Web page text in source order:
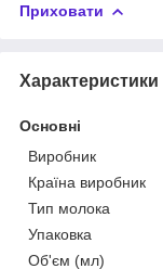
Приховати
Характеристики
Основні
Виробник
Країна виробник
Тип молока
Упаковка
Об'єм (мл)